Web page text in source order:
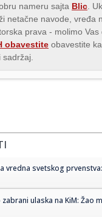
nameru sajta Blic .
netačne navode, vređa
prava - molimo Vas
obavestite obavestite
vredna svetskog
zabrani ulaska na KiM: Žao